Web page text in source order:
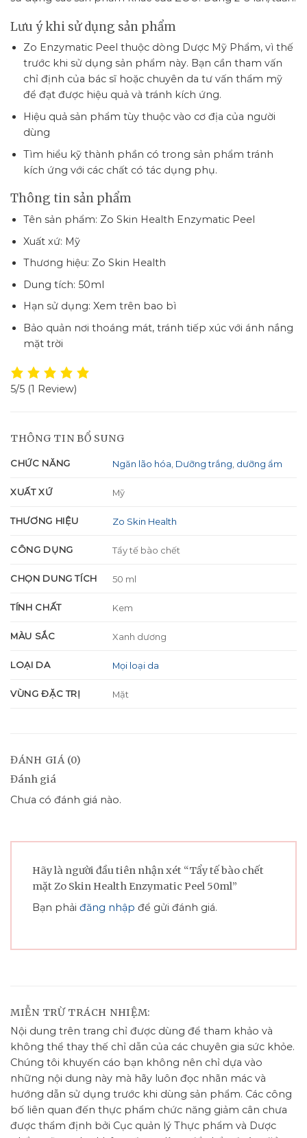
Lưu ý khi sử dụng sản phẩm
Zo Enzymatic Peel thuộc dòng Dược Mỹ Phẩm, vì thế
trước khi sử dụng sản phẩm này. Bạn cần tham vấn
chỉ định của bác sĩ hoặc chuyên da tư vấn thẩm mỹ
để đạt được hiệu quả và tránh kích ứng.
Hiệu quả sản phẩm tùy thuộc vào cơ địa của người
dùng
Tìm hiểu kỹ thành phần có trong sản phẩm tránh
kích ứng với các chất có tác dụng phụ.
Thông tin sản phẩm
Tên sản phẩm: Zo Skin Health Enzymatic Peel
Xuất xứ: Mỹ
Thương hiệu: Zo Skin Health
Dung tích: 50ml
Hạn sử dụng: Xem trên bao bì
Bảo quản nơi thoáng mát, tránh tiếp xúc với ánh nắng
mặt trời
5/5 (1 Review)
THÔNG TIN BỔ SUNG
CHỨC NĂNG Ngăn lão hóa Dưỡng trắng dưỡng ẩm
XUẤT XỨ Mỹ
THƯƠNG HIỆU Zo Skin Health
CÔNG DỤNG Tẩy tế bào chết
CHỌN DUNG TÍCH 50 ml
TÍNH CHẤT Kem
MÀU SẮC Xanh dương
LOẠI DA Mọi loại da
VÙNG ĐẶC TRỊ Mặt
ĐÁNH GIÁ (0)
Đánh giá
Chưa có đánh giá nào.
Hãy là người đầu tiên nhận xét “Tẩy tế bào chết
mặt Zo Skin Health Enzymatic Peel 50ml”
Bạn phải đăng nhập để gửi đánh giá.
MIỄN TRỪ TRÁCH NHIỆM:
Nội dung trên trang chỉ được dùng để tham khảo và
không thể thay thế chỉ dẫn của các chuyên gia sức khỏe.
Chúng tôi khuyến cáo bạn không nên chỉ dựa vào
những nội dung này mà hãy luôn đọc nhãn mác và
hướng dẫn sử dụng trước khi dùng sản phẩm. Các công
bố liên quan đến thực phẩm chức năng giảm cân chưa
được thẩm định bởi Cục quản lý Thực phẩm và Dược